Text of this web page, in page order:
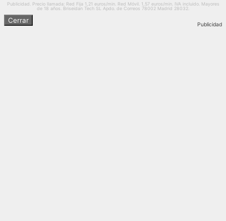
Publicidad. Precio llamada: Red Fija 1,21 euros/min. Red Móvil. 1,57 euros/min. IVA incluido. Mayores
de 18 años. Briseidan Tech SL Apdo. de Correos 78002 Madrid 28032.
Publicidad
Cerrar